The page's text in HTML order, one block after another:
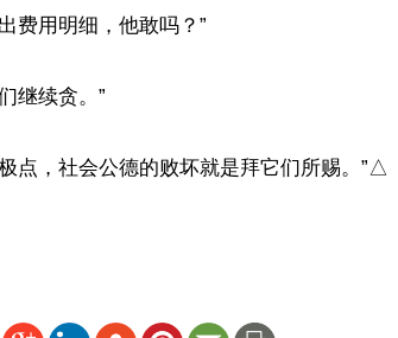
费用明细，他敢吗？”
继续贪。”
点，社会公德的败坏就是拜它们所赐。”△